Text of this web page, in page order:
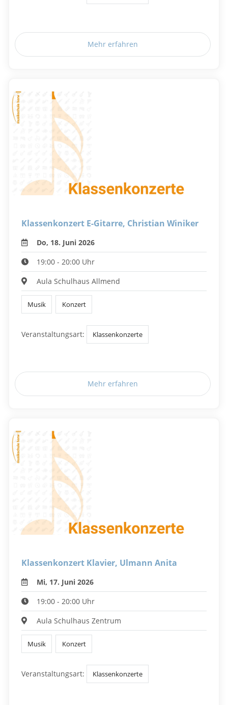
Mehr erfahren
Klassenkonzert E-Gitarre, Christian Winiker
Do, 18. Juni 2026
19:00 - 20:00 Uhr
Aula Schulhaus Allmend
Musik Konzert
Veranstaltungsart: Klassenkonzerte
Mehr erfahren
Klassenkonzert Klavier, Ulmann Anita
Mi, 17. Juni 2026
19:00 - 20:00 Uhr
Aula Schulhaus Zentrum
Musik Konzert
Veranstaltungsart: Klassenkonzerte